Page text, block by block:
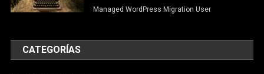
Managed WordPress Migration User
CATEGORÍAS